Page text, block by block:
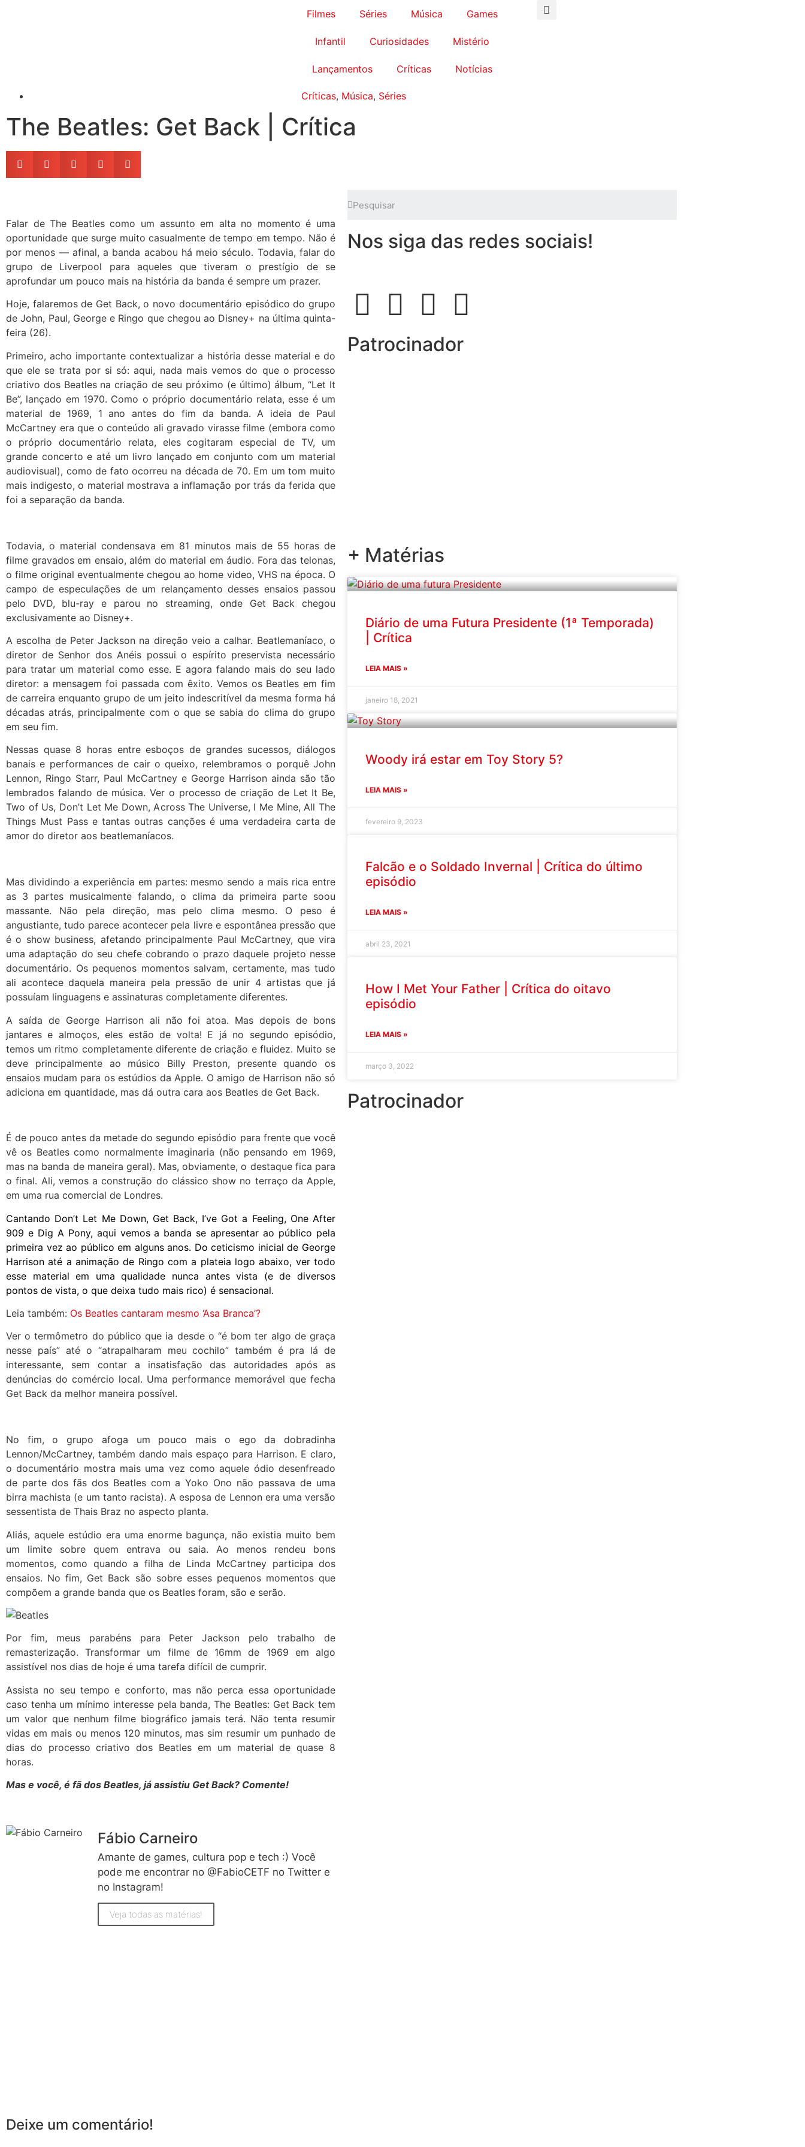
Filmes Séries Música Games
Infantil Curiosidades Mistério
Lançamentos Críticas Notícias
Críticas, Música, Séries
The Beatles: Get Back | Crítica
Falar de The Beatles como um assunto em alta no momento é uma
oportunidade que surge muito casualmente de tempo em tempo. Não é
por menos — afinal, a banda acabou há meio século. Todavia, falar do
grupo de Liverpool para aqueles que tiveram o prestígio de se
aprofundar um pouco mais na história da banda é sempre um prazer.
Hoje, falaremos de Get Back, o novo documentário episódico do grupo
de John, Paul, George e Ringo que chegou ao Disney+ na última quinta-
feira (26).
Primeiro, acho importante contextualizar a história desse material e do
que ele se trata por si só: aqui, nada mais vemos do que o processo
criativo dos Beatles na criação de seu próximo (e último) álbum, “Let It
Be”, lançado em 1970. Como o próprio documentário relata, esse é um
material de 1969, 1 ano antes do fim da banda. A ideia de Paul
McCartney era que o conteúdo ali gravado virasse filme (embora como
o próprio documentário relata, eles cogitaram especial de TV, um
grande concerto e até um livro lançado em conjunto com um material
audiovisual), como de fato ocorreu na década de 70. Em um tom muito
mais indigesto, o material mostrava a inflamação por trás da ferida que
foi a separação da banda.
Todavia, o material condensava em 81 minutos mais de 55 horas de
filme gravados em ensaio, além do material em áudio. Fora das telonas,
o filme original eventualmente chegou ao home video, VHS na época. O
campo de especulações de um relançamento desses ensaios passou
pelo DVD, blu-ray e parou no streaming, onde Get Back chegou
exclusivamente ao Disney+.
A escolha de Peter Jackson na direção veio a calhar. Beatlemaníaco, o
diretor de Senhor dos Anéis possui o espírito preservista necessário
para tratar um material como esse. E agora falando mais do seu lado
diretor: a mensagem foi passada com êxito. Vemos os Beatles em fim
de carreira enquanto grupo de um jeito indescritível da mesma forma há
décadas atrás, principalmente com o que se sabia do clima do grupo
em seu fim.
Nessas quase 8 horas entre esboços de grandes sucessos, diálogos
banais e performances de cair o queixo, relembramos o porquê John
Lennon, Ringo Starr, Paul McCartney e George Harrison ainda são tão
lembrados falando de música. Ver o processo de criação de Let It Be,
Two of Us, Don’t Let Me Down, Across The Universe, I Me Mine, All The
Things Must Pass e tantas outras canções é uma verdadeira carta de
amor do diretor aos beatlemaníacos.
Mas dividindo a experiência em partes: mesmo sendo a mais rica entre
as 3 partes musicalmente falando, o clima da primeira parte soou
massante. Não pela direção, mas pelo clima mesmo. O peso é
angustiante, tudo parece acontecer pela livre e espontânea pressão que
é o show business, afetando principalmente Paul McCartney, que vira
uma adaptação do seu chefe cobrando o prazo daquele projeto nesse
documentário. Os pequenos momentos salvam, certamente, mas tudo
ali acontece daquela maneira pela pressão de unir 4 artistas que já
possuíam linguagens e assinaturas completamente diferentes.
A saída de George Harrison ali não foi atoa. Mas depois de bons
jantares e almoços, eles estão de volta! E já no segundo episódio,
temos um ritmo completamente diferente de criação e fluidez. Muito se
deve principalmente ao músico Billy Preston, presente quando os
ensaios mudam para os estúdios da Apple. O amigo de Harrison não só
adiciona em quantidade, mas dá outra cara aos Beatles de Get Back.
É de pouco antes da metade do segundo episódio para frente que você
vê os Beatles como normalmente imaginaria (não pensando em 1969,
mas na banda de maneira geral). Mas, obviamente, o destaque fica para
o final. Ali, vemos a construção do clássico show no terraço da Apple,
em uma rua comercial de Londres.
Cantando Don’t Let Me Down, Get Back, I’ve Got a Feeling, One After
909 e Dig A Pony, aqui vemos a banda se apresentar ao público pela
primeira vez ao público em alguns anos. Do ceticismo inicial de George
Harrison até a animação de Ringo com a plateia logo abaixo, ver todo
esse material em uma qualidade nunca antes vista (e de diversos
pontos de vista, o que deixa tudo mais rico) é sensacional.
Leia também: Os Beatles cantaram mesmo ‘Asa Branca’?
Ver o termômetro do público que ia desde o “é bom ter algo de graça
nesse país” até o “atrapalharam meu cochilo” também é pra lá de
interessante, sem contar a insatisfação das autoridades após as
denúncias do comércio local. Uma performance memorável que fecha
Get Back da melhor maneira possível.
No fim, o grupo afoga um pouco mais o ego da dobradinha
Lennon/McCartney, também dando mais espaço para Harrison. E claro,
o documentário mostra mais uma vez como aquele ódio desenfreado
de parte dos fãs dos Beatles com a Yoko Ono não passava de uma
birra machista (e um tanto racista). A esposa de Lennon era uma versão
sessentista de Thais Braz no aspecto planta.
Aliás, aquele estúdio era uma enorme bagunça, não existia muito bem
um limite sobre quem entrava ou saia. Ao menos rendeu bons
momentos, como quando a filha de Linda McCartney participa dos
ensaios. No fim, Get Back são sobre esses pequenos momentos que
compõem a grande banda que os Beatles foram, são e serão.
Por fim, meus parabéns para Peter Jackson pelo trabalho de
remasterização. Transformar um filme de 16mm de 1969 em algo
assistível nos dias de hoje é uma tarefa difícil de cumprir.
Assista no seu tempo e conforto, mas não perca essa oportunidade
caso tenha um mínimo interesse pela banda, The Beatles: Get Back tem
um valor que nenhum filme biográfico jamais terá. Não tenta resumir
vidas em mais ou menos 120 minutos, mas sim resumir um punhado de
dias do processo criativo dos Beatles em um material de quase 8
horas.
Mas e você, é fã dos Beatles, já assistiu Get Back? Comente!
Fábio Carneiro
Amante de games, cultura pop e tech :) Você
pode me encontrar no @FabioCETF no Twitter e
no Instagram!
Veja todas as matérias!
Deixe um comentário!
Nos siga das redes sociais!
Patrocinador
+ Matérias
Diário de uma Futura Presidente (1ª Temporada)
| Crítica
LEIA MAIS »
janeiro 18, 2021
Woody irá estar em Toy Story 5?
LEIA MAIS »
fevereiro 9, 2023
Falcão e o Soldado Invernal | Crítica do último
episódio
LEIA MAIS »
abril 23, 2021
How I Met Your Father | Crítica do oitavo
episódio
LEIA MAIS »
março 3, 2022
Patrocinador